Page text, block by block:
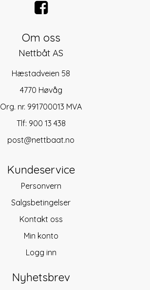
Om oss
Nettbåt AS
Hæstadveien 58
4770 Høvåg
Org. nr. 991700013 MVA
Tlf: 900 13 438
post@nettbaat.no
Kundeservice
Personvern
Salgsbetingelser
Kontakt oss
Min konto
Logg inn
Nyhetsbrev